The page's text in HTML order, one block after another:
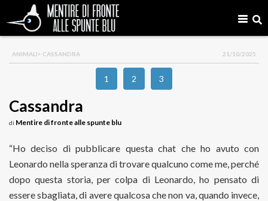
ANIMALI> CASSANDRA 21/10/2025
1 2 3
Cassandra
di Mentire di fronte alle spunte blu
“Ho deciso di pubblicare questa chat che ho avuto con
Leonardo nella speranza di trovare qualcuno come me, perché
dopo questa storia, per colpa di Leonardo, ho pensato di
essere sbagliata, di avere qualcosa che non va, quando invece,